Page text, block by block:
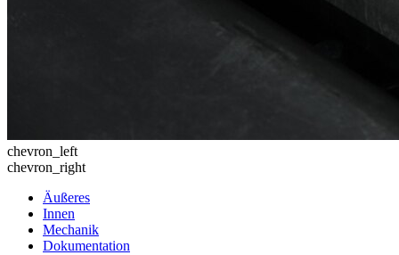
chevron_left
chevron_right
Äußeres
Innen
Mechanik
Dokumentation